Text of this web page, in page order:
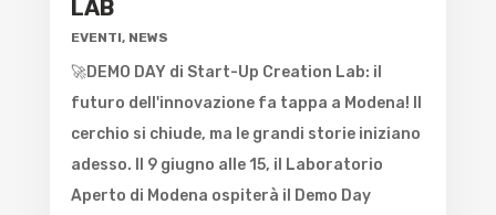
LAB
EVENTI, NEWS
🚀DEMO DAY di Start-Up Creation Lab: il
futuro dell'innovazione fa tappa a Modena! Il
cerchio si chiude, ma le grandi storie iniziano
adesso. Il 9 giugno alle 15, il Laboratorio
Aperto di Modena ospiterà il Demo Day